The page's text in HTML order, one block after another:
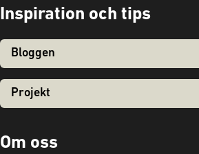
Inspiration och tips
Bloggen
Projekt
Om oss